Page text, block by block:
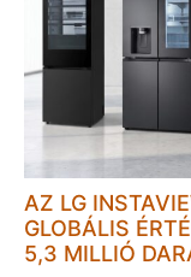
AZ LG
GLOBÁLIS
5,3 MILLIÓ